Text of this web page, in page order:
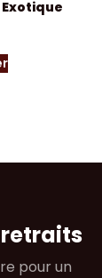
retraits
pour un